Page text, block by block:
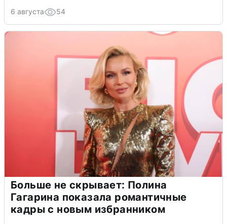
6 августа 54
Больше не скрывает: Полина
Гагарина показала романтичные
кадры с новым избранником